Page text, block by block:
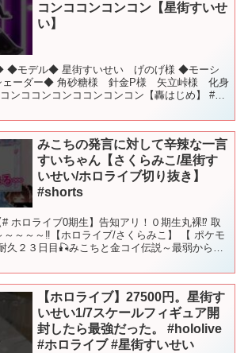
コンココンコンコン【星街すいせ
い】
◆モデル◆ 星街すいせい げのげ様 ◆モーシ
ェーダー◆ 角砂糖様 針金P様 矢立峠様 化身
ココンコンココンコンコン【轟はじめ】 #ホ
みこちの発言に対して辛辣な一言
すいちゃん【さくらみこ/星街す
いせい/ホロライブ切り抜き】
#shorts
ホロライブ0期生】告知アリ！０期生丸裸⁉ 取
～～～～‼【ホロライブ/さくらみこ】 【 ポケモ
久２３日目🎣みこちと金コイ伝説～最弱からみ
【ホロライブ】27500円。星街す
いせい1/7スケールフィギュア開
封したら最強だった。 #hololive
#ホロライブ #星街すいせい